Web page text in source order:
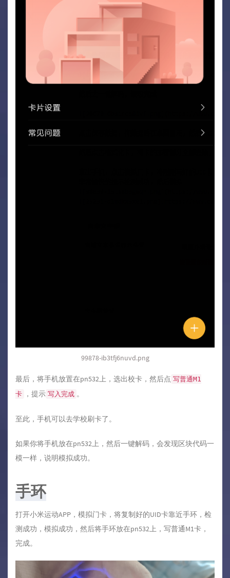
99878-ib3tfj6nuvd.png
最后，将手机放置在pn532上，选出校卡，然后点 写普通M1
卡
，提示 写入完成 。
至此，手机可以去学校刷卡了。
如果你将手机放在pn532上，然后一键解码，会发现区块代码一
模一样，说明模拟成功。
手环
打开小米运动APP，模拟门卡，将复制好的UID卡靠近手环，检
测成功，模拟成功，然后将手环放在pn532上，写普通M1卡，
完成。